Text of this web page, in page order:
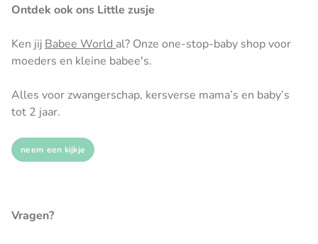
Ontdek ook ons Little zusje
Ken jij Babee World al? Onze one-stop-baby shop voor
moeders en kleine babee's.
Alles voor zwangerschap, kersverse mama’s en baby’s
tot 2 jaar.
neem een kijkje
Vragen?